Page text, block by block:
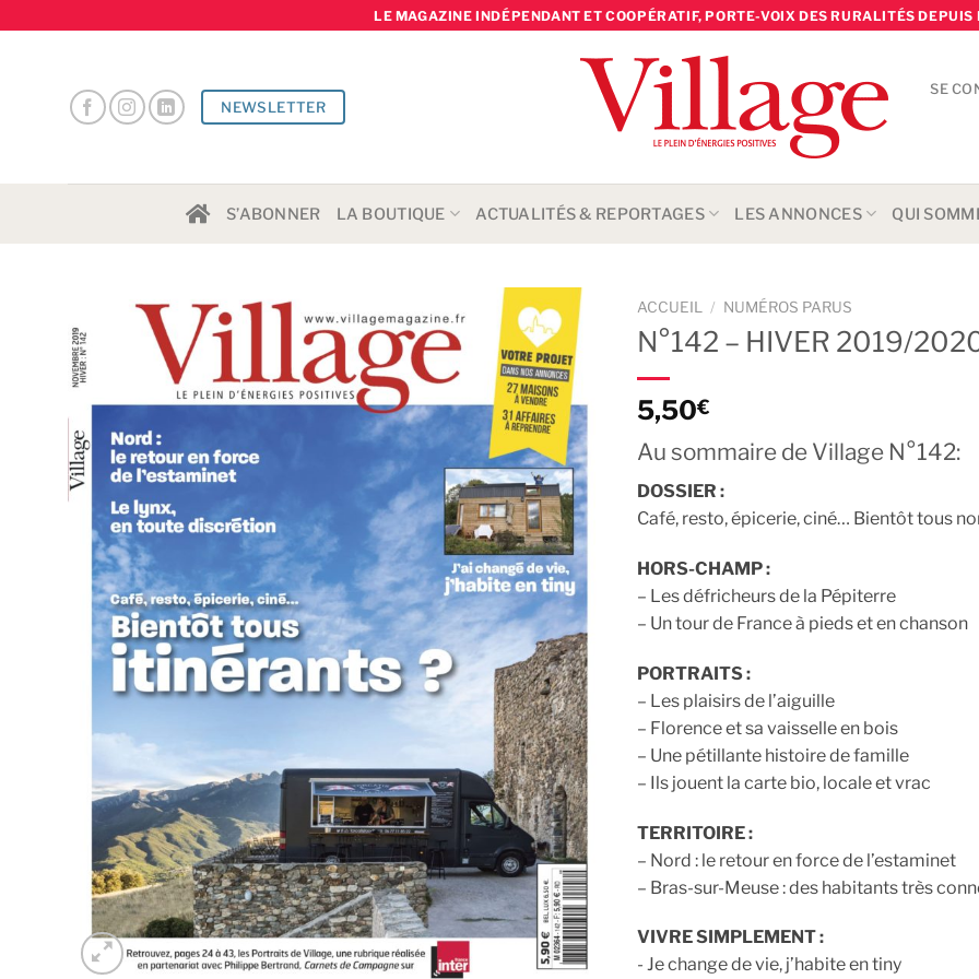
LE MAGAZINE INDÉPENDANT ET COOPÉRATIF, PORTE-VOIX DES RURALITÉS
NEWSLETTER
SE
S’ABONNER LA BOUTIQUE ACTUALITÉS & REPORTAGES LES ANNONCES QUI
ACCUEIL / NUMÉROS PARUS
N°142 – HIVER 2019/
5,50€
Au sommaire de Village N°142:
DOSSIER :
Café, resto, épicerie, ciné… Bientôt tous
HORS-CHAMP :
– Les défricheurs de la Pépiterre
– Un tour de France à pieds et en chanson
PORTRAITS :
– Les plaisirs de l’aiguille
– Florence et sa vaisselle en bois
– Une pétillante histoire de famille
– Ils jouent la carte bio, locale et vrac
TERRITOIRE :
– Nord : le retour en force de l’estaminet
– Bras-sur-Meuse : des habitants très
VIVRE SIMPLEMENT :
​- Je change de vie, j’habite en tiny